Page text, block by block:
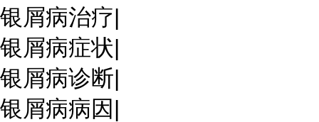
银屑病治疗|
银屑病症状|
银屑病诊断|
银屑病病因|